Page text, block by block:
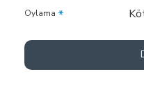
Oylama